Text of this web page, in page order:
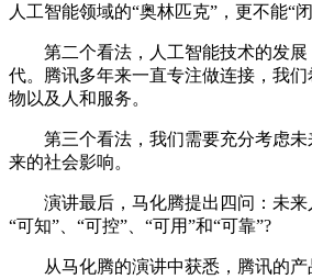
人工智能领域的“奥林匹克”，更不能“闭
第二个看法，人工智能技术的发展
代。腾讯多年来一直专注做连接，我
物以及人和服务。
第三个看法，我们需要充分考虑未
来的社会影响。
演讲最后，马化腾提出四问：未来
“可知”、“可控”、“可用”和“可靠”?
从马化腾的演讲中获悉，腾讯的产